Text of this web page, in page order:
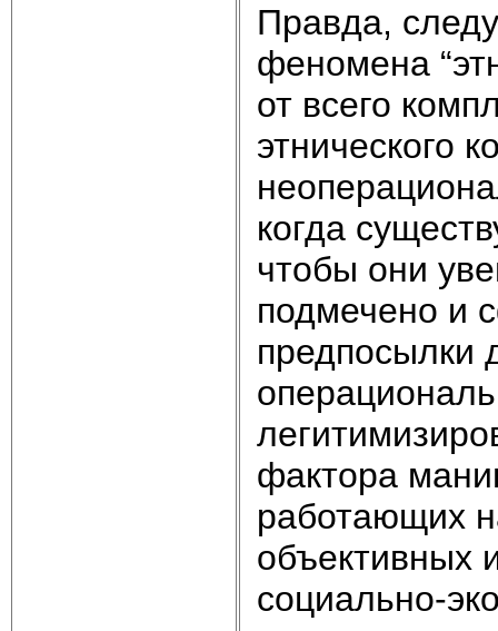
Правда,
феномена
от всего
этнического
когда
чтобы они
подмечено и
предпосылки
фактора
работающих
объективных
социально-